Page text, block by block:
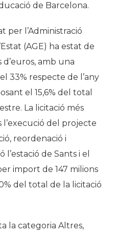
de Barcelona.
per l’Administració
(AGE) ha estat de
d’euros, amb una
33% respecte de l’any
el 15,6% del total
La licitació més
l’execució del projecte
reordenació i
l’estació de Sants i el
import de 147 milions
del total de la licitació
la categoria Altres,